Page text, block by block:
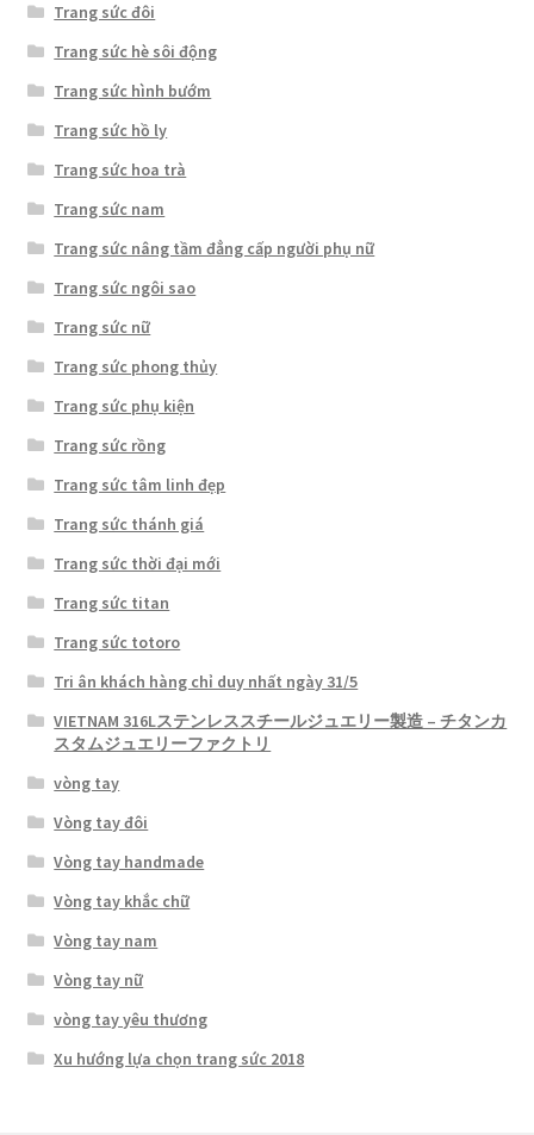
Trang sức đôi
Trang sức hè sôi động
Trang sức hình bướm
Trang sức hồ ly
Trang sức hoa trà
Trang sức nam
Trang sức nâng tầm đẳng cấp người phụ nữ
Trang sức ngôi sao
Trang sức nữ
Trang sức phong thủy
Trang sức phụ kiện
Trang sức rồng
Trang sức tâm linh đẹp
Trang sức thánh giá
Trang sức thời đại mới
Trang sức titan
Trang sức totoro
Tri ân khách hàng chỉ duy nhất ngày 31/5
VIETNAM 316Lステンレススチールジュエリー製造 – チタンカ
スタムジュエリーファクトリ
vòng tay
Vòng tay đôi
Vòng tay handmade
Vòng tay khắc chữ
Vòng tay nam
Vòng tay nữ
vòng tay yêu thương
Xu hướng lựa chọn trang sức 2018